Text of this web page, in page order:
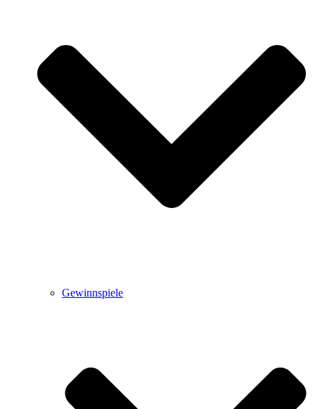
Gewinnspiele